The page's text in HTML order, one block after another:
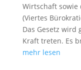
Wirtschaft sowie
(Viertes
Das Gesetz wird
Kraft treten. Es
mehr lesen